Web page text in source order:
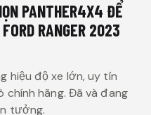
PANTHER4X4 ĐỂ
RANGER 2023
hiệu độ xe lớn, uy tín
hãng. Đã và đang
tưởng.